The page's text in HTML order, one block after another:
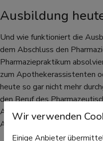
Ausbildung
Und wie funktioniert die
dem Abschluss den
Pharmaziepraktikum
zum Apothekerassistenten
heute so gar nicht mehr
den Beruf des
Assistentin.
Apothekerassistentinnen
Wir verwenden
Einige Anbieter